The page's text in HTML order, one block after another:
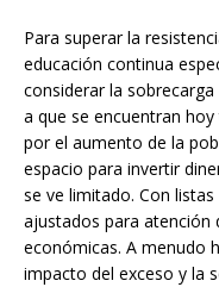
Para superar la
educación continua
considerar la
a que se encuentran
por el aumento de la
espacio para invertir
se ve limitado. Con
ajustados para atención
económicas. A menudo
impacto del exceso y la